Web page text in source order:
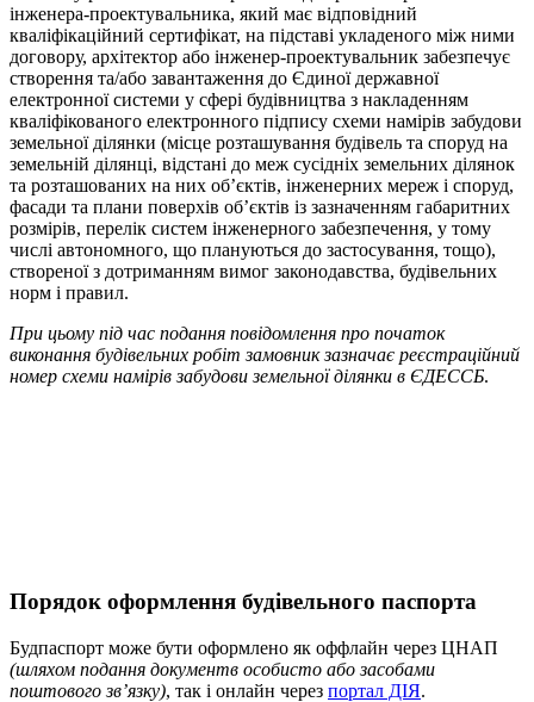
інженера-проектувальника, який має відповідний
кваліфікаційний сертифікат, на підставі укладеного між ними
договору, архітектор або інженер-проектувальник забезпечує
створення та/або завантаження до Єдиної державної
електронної системи у сфері будівництва з накладенням
кваліфікованого електронного підпису схеми намірів забудови
земельної ділянки (місце розташування будівель та споруд на
земельній ділянці, відстані до меж сусідніх земельних ділянок
та розташованих на них об’єктів, інженерних мереж і споруд,
фасади та плани поверхів об’єктів із зазначенням габаритних
розмірів, перелік систем інженерного забезпечення, у тому
числі автономного, що плануються до застосування, тощо),
створеної з дотриманням вимог законодавства, будівельних
норм і правил.
При цьому під час подання повідомлення про початок
виконання будівельних робіт замовник зазначає реєстраційний
номер схеми намірів забудови земельної ділянки в ЄДЕССБ.
Порядок оформлення будівельного паспорта
Будпаспорт може бути оформлено як оффлайн через ЦНАП
(шляхом подання документв особисто або засобами
поштового зв’язку), так і онлайн через портал ДІЯ.